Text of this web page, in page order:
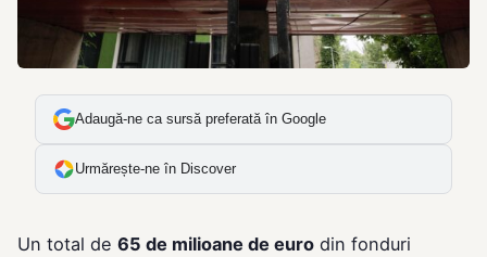
Adaugă-ne ca sursă preferată în Google
Urmărește-ne în Discover
Un total de 65 de milioane de euro din fonduri